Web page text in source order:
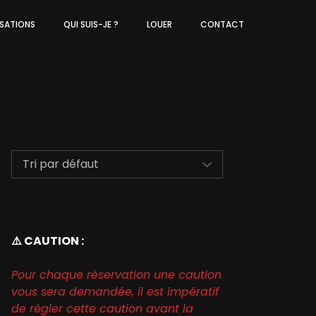
QUI SUIS-JE ? LOUER CONTACT
⚠️ CAUTION :
Pour chaque réservation une caution
vous sera demandée, il est impératif
de régler cette caution avant la